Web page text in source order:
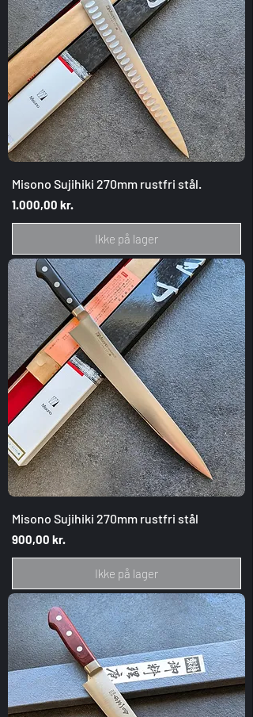
Misono Sujihiki 270mm rustfri stål.
Pris
1.000,00 kr.
Ikke på lager
Misono Sujihiki 270mm rustfri stål
Pris
900,00 kr.
Ikke på lager